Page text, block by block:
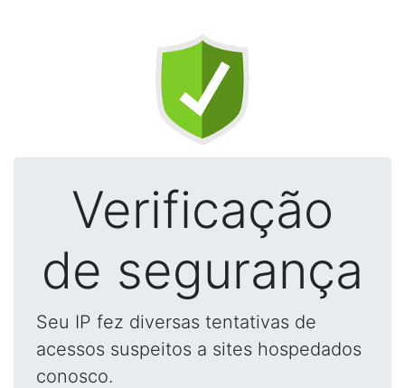
Verificação
de segurança
Seu IP fez diversas tentativas de
acessos suspeitos a sites hospedados
conosco.